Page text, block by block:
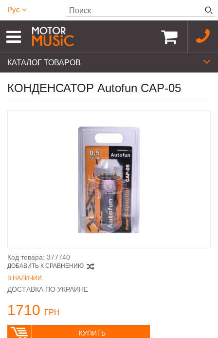
Рус
КАТАЛОГ ТОВАРОВ
КОНДЕНСАТОР Autofun CAP-05
Код товара: 377740
ДОБАВИТЬ К СРАВНЕНИЮ
В НАЛИЧИИ
ДОСТАВКА ПО УКРАИНЕ
1710 ГРН
КУПИТЬ